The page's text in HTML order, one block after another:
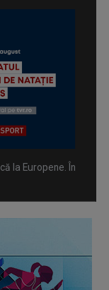
la Europene. În